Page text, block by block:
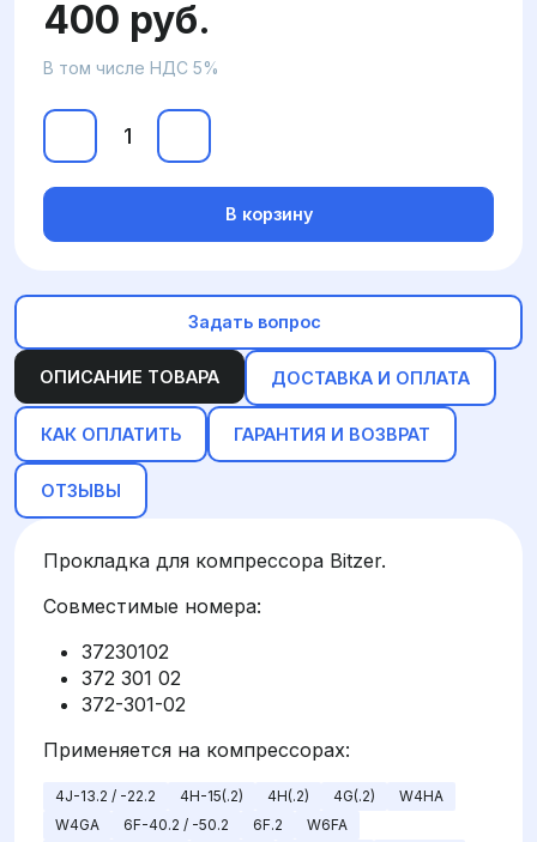
ОПИСАНИЕ ТОВАРА ДОСТАВКА И ОПЛАТА
КАК ОПЛАТИТЬ ГАРАНТИЯ И ВОЗВРАТ
ОТЗЫВЫ
Прокладка для компрессора Bitzer.
Совместимые номера:
37230102
372 301 02
372-301-02
Применяется на компрессорах:
4J-13.2 / -22.2 4H-15(.2) 4H(.2) 4G(.2)
W4HA
W4GA
6F-40.2 / -50.2 6F.2
W6FA
400 руб.
В том числе НДС 5%
В корзину
Задать вопрос